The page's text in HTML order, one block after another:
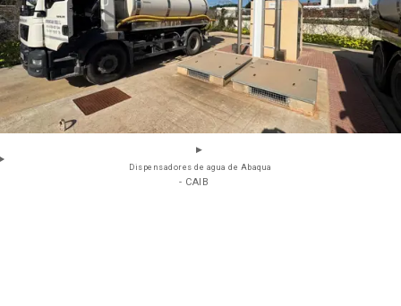
Dispensadores de agua de Abaqua
- CAIB